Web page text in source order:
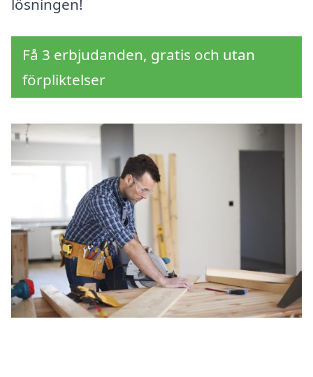
lösningen!
Få 3 erbjudanden, gratis och utan
förpliktelser